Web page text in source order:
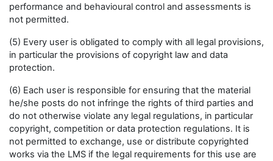
performance and behavioural control and assessments is
not permitted.
(5) Every user is obligated to comply with all legal provisions,
in particular the provisions of copyright law and data
protection.
(6) Each user is responsible for ensuring that the material
he/she posts do not infringe the rights of third parties and
do not otherwise violate any legal regulations, in particular
copyright, competition or data protection regulations. It is
not permitted to exchange, use or distribute copyrighted
works via the LMS if the legal requirements for this use are